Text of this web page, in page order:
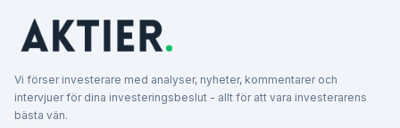
Vi förser investerare med analyser, nyheter, kommentarer och
intervjuer för dina investeringsbeslut - allt för att vara investerarens
bästa vän.